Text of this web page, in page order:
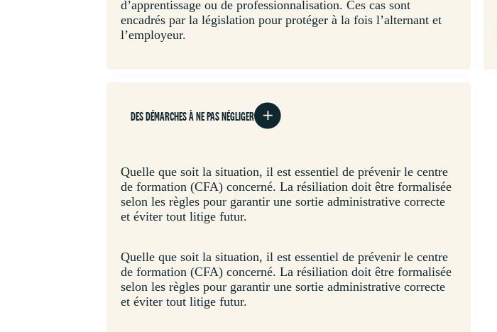
d’apprentissage ou de professionnalisation. Ces cas sont
encadrés par la législation pour protéger à la fois l’alternant et
l’employeur.
DES DÉMARCHES À NE PAS NÉGLIGER
Quelle que soit la situation, il est essentiel de prévenir le centre
de formation (CFA) concerné. La résiliation doit être formalisée
selon les règles pour garantir une sortie administrative correcte
et éviter tout litige futur.
Quelle que soit la situation, il est essentiel de prévenir le centre
de formation (CFA) concerné. La résiliation doit être formalisée
selon les règles pour garantir une sortie administrative correcte
et éviter tout litige futur.